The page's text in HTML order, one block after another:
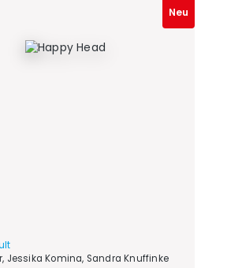
Neu
Jessika Komina, Sandra Knuffinke